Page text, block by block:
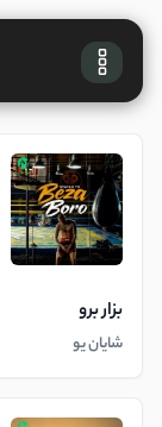
بزار برو
شایان یو